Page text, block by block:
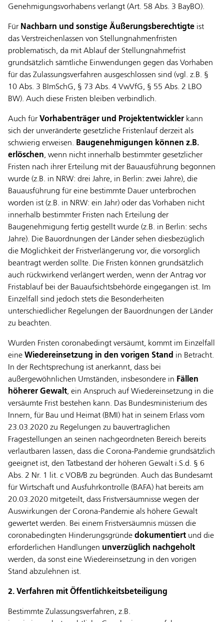
Genehmigungsvorhabens verlangt (Art. 58 Abs. 3 BayBO).
Für Nachbarn und sonstige Äußerungsberechtigte ist
das Verstreichenlassen von Stellungnahmenfristen
problematisch, da mit Ablauf der Stellungnahmefrist
grundsätzlich sämtliche Einwendungen gegen das Vorhaben
für das Zulassungsverfahren ausgeschlossen sind (vgl. z.B. §
10 Abs. 3 BImSchG, § 73 Abs. 4 VwVfG, § 55 Abs. 2 LBO
BW). Auch diese Fristen bleiben verbindlich.
Auch für Vorhabenträger und Projektentwickler kann
sich der unveränderte gesetzliche Fristenlauf derzeit als
schwierig erweisen. Baugenehmigungen können z.B.
erlöschen, wenn nicht innerhalb bestimmter gesetzlicher
Fristen nach ihrer Erteilung mit der Bauausführung begonnen
wurde (z.B. in NRW: drei Jahre, in Berlin: zwei Jahre), die
Bauausführung für eine bestimmte Dauer unterbrochen
worden ist (z.B. in NRW: ein Jahr) oder das Vorhaben nicht
innerhalb bestimmter Fristen nach Erteilung der
Baugenehmigung fertig gestellt wurde (z.B. in Berlin: sechs
Jahre). Die Bauordnungen der Länder sehen diesbezüglich
die Möglichkeit der Fristverlängerung vor, die vorsorglich
beantragt werden sollte. Die Fristen können grundsätzlich
auch rückwirkend verlängert werden, wenn der Antrag vor
Fristablauf bei der Bauaufsichtsbehörde eingegangen ist. Im
Einzelfall sind jedoch stets die Besonderheiten
unterschiedlicher Regelungen der Bauordnungen der Länder
zu beachten.
Wurden Fristen coronabedingt versäumt, kommt im Einzelfall
eine Wiedereinsetzung in den vorigen Stand in Betracht.
In der Rechtsprechung ist anerkannt, dass bei
außergewöhnlichen Umständen, insbesondere in Fällen
höherer Gewalt, ein Anspruch auf Wiedereinsetzung in die
versäumte Frist bestehen kann. Das Bundesministerium des
Innern, für Bau und Heimat (BMI) hat in seinem Erlass vom
23.03.2020 zu Regelungen zu bauvertraglichen
Fragestellungen an seinen nachgeordneten Bereich bereits
verlautbaren lassen, dass die Corona-Pandemie grundsätzlich
geeignet ist, den Tatbestand der höheren Gewalt i.S.d. § 6
Abs. 2 Nr. 1 lit. c VOB/B zu begründen. Auch das Bundesamt
für Wirtschaft und Ausfuhrkontrolle (BAFA) hat bereits am
20.03.2020 mitgeteilt, dass Fristversäumnisse wegen der
Auswirkungen der Corona-Pandemie als höhere Gewalt
gewertet werden. Bei einem Fristversäumnis müssen die
coronabedingten Hinderungsgründe dokumentiert und die
erforderlichen Handlungen unverzüglich nachgeholt
werden, da sonst eine Wiedereinsetzung in den vorigen
Stand abzulehnen ist.
2. Verfahren mit Öffentlichkeitsbeteiligung
Bestimmte Zulassungsverfahren, z.B.